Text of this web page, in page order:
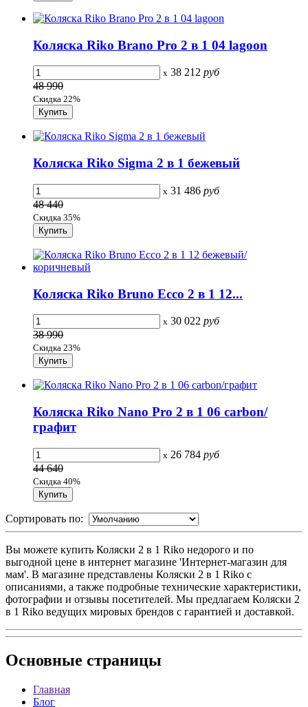
Коляска Riko Brano Pro 2 в 1 04 lagoon
x 38 212 руб
48 990
Скидка 22%
Коляска Riko Sigma 2 в 1 бежевый
x 31 486 руб
48 440
Скидка 35%
Коляска Riko Bruno Ecco 2 в 1 12...
x 30 022 руб
38 990
Скидка 23%
Коляска Riko Nano Pro 2 в 1 06 carbon/
графит
x 26 784 руб
44 640
Скидка 40%
Сортировать по:
Вы можете купить Коляски 2 в 1 Riko недорого и по
выгодной цене в интернет магазине 'Интернет-магазин для
мам'. В магазине представлены Коляски 2 в 1 Riko с
описаниями, а также подробные технические характеристики,
фотографии и отзывы посетителей. Мы предлагаем Коляски 2
в 1 Riko ведущих мировых брендов с гарантией и доставкой.
Основные страницы
Главная
Блог